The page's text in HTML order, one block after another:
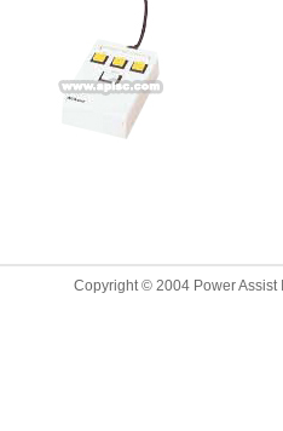
Copyright © 2004 Power